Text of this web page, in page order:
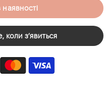
коли зʼявиться